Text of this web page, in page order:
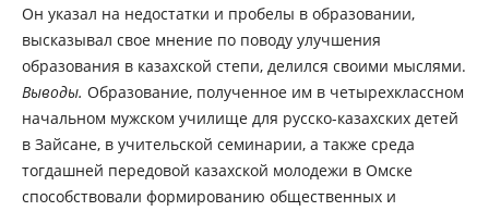
Он указал на недостатки и пробелы в образовании,
высказывал свое мнение по поводу улучшения
образования в казахской степи, делился своими мыслями.
Выводы. Образование, полученное им в четырехклассном
начальном мужском училище для русско-казахских детей
в Зайсане, в учительской семинарии, а также среда
тогдашней передовой казахской молодежи в Омске
способствовали формированию общественных и